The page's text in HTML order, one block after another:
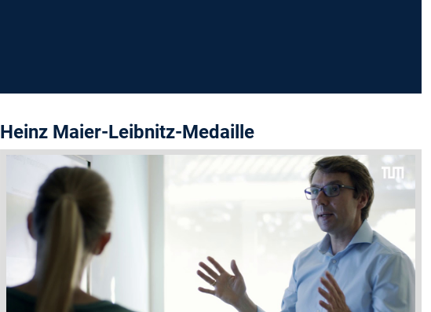
Heinz Maier-Leibnitz-Medaille